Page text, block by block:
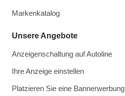
Markenkatalog
Unsere Angebote
Anzeigenschaltung auf Autoline
Ihre Anzeige einstellen
Platzieren Sie eine Bannerwerbung